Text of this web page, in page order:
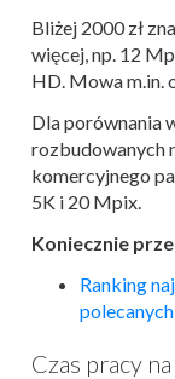
Bliżej 2000 zł
więcej, np. 12
HD. Mowa m.in.
Dla porównania
rozbudowanych
komercyjnego
5K i 20 Mpix.
Koniecznie
Ranking
Czas pracy